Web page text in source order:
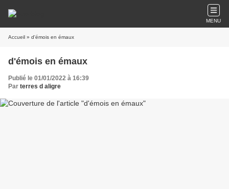
MENU
Accueil » d'émois en émaux
d'émois en émaux
Publié le 01/01/2022 à 16:39
Par terres d aligre